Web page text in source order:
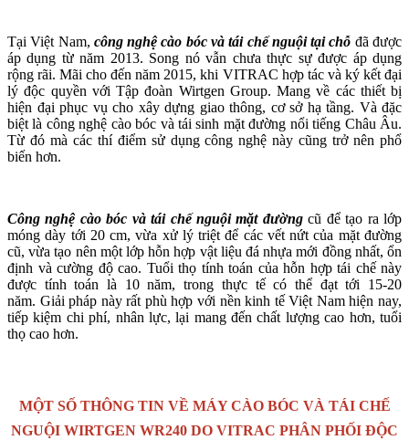
Tại Việt Nam, công nghệ cào bóc và tái chế nguội tại chỗ đã được
áp dụng từ năm 2013. Song nó vẫn chưa thực sự được áp dụng
rộng rãi. Mãi cho đến năm 2015, khi VITRAC hợp tác và ký kết đại
lý độc quyền với Tập đoàn Wirtgen Group. Mang về các thiết bị
hiện đại phục vụ cho xây dựng giao thông, cơ sở hạ tầng. Và đặc
biệt là công nghệ cào bóc và tái sinh mặt đường nổi tiếng Châu Âu.
Từ đó mà các thí điểm sử dụng công nghệ này cũng trở nên phổ
biến hơn.
Công nghệ cào bóc và tái chế nguội mặt đườngcũ để tạo ra lớp
móng dày tới 20 cm, vừa xử lý triệt để các vết nứt của mặt đường
cũ, vừa tạo nên một lớp hỗn hợp vật liệu đá nhựa mới đồng nhất, ổn
định và cường độ cao. Tuổi thọ tính toán của hỗn hợp tái chế này
được tính toán là 10 năm, trong thực tế có thể đạt tới 15-20
năm. Giải pháp này rất phù hợp với nền kinh tế Việt Nam hiện nay,
tiếp kiệm chi phí, nhân lực, lại mang đến chất lượng cao hơn, tuổi
thọ cao hơn.
MỘT SỐ THÔNG TIN VỀ MÁY CÀO BÓC VÀ TÁI CHẾ
NGUỘI WIRTGEN WR240 DO VITRAC PHÂN PHỐI ĐỘC